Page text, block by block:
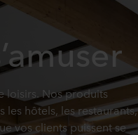
loisirs. Nos produits
les hôtels, les restaurants,
vos clients puissent se